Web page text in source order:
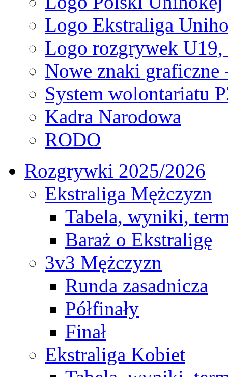
Logo Ekstraliga
Logo rozgrywek
Nowe znaki graficzne
System wolontariatu
Kadra Narodowa
RODO
Rozgrywki 2025/2026
Ekstraliga Mężczyzn
Tabela, wyniki,
Baraż o Ekstraligę
3v3 Mężczyzn
Runda zasadnicza
Półfinały
Finał
Ekstraliga Kobiet